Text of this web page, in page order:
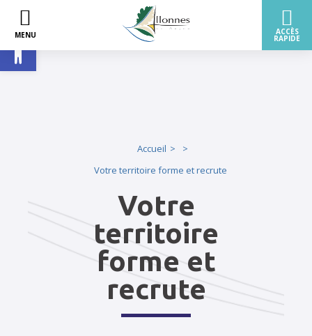
Ouvrir la barre d’outils
Accueil
Votre territoire forme et recrute
Votre
territoire
forme et
recrute